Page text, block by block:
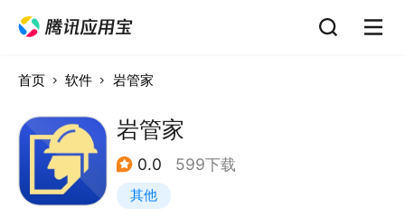
首页 软件 岩管家
岩管家
0.0 599下载
其他